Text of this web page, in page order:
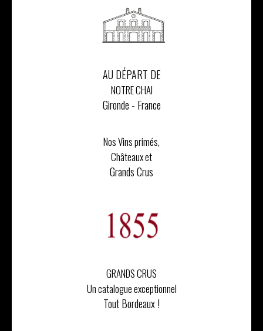
AU DÉPART DE
NOTRE CHAI
Gironde - France
Nos Vins primés,
Châteaux et
Grands Crus
GRANDS CRUS
Un catalogue exceptionnel
Tout Bordeaux !